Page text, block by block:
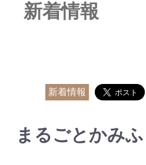
新着情報
新着情報
まるごとかみふ